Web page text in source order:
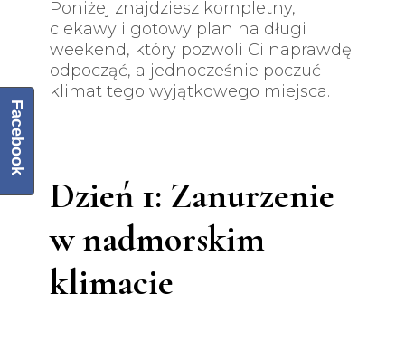
Poniżej znajdziesz kompletny,
ciekawy i gotowy plan na długi
weekend, który pozwoli Ci naprawdę
odpocząć, a jednocześnie poczuć
klimat tego wyjątkowego miejsca.
Dzień 1: Zanurzenie
w nadmorskim
klimacie
Facebook